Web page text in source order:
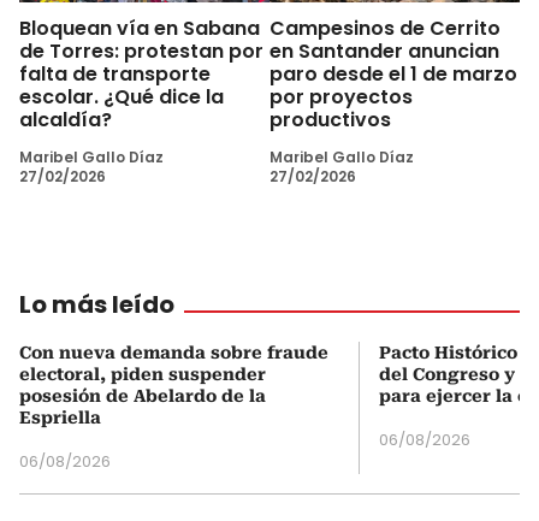
Bloquean vía en Sabana
de Torres: protestan por
falta de transporte
escolar. ¿Qué dice la
alcaldía?
Maribel Gallo Díaz
27/02/2026
Campesinos de Cerrito
en Santander anuncian
paro desde el 1 de marzo
por proyectos
productivos
Maribel Gallo Díaz
27/02/2026
Lo más leído
Con nueva demanda sobre fraude
electoral, piden suspender
posesión de Abelardo de la
Espriella
06/08/2026
Pacto Histórico
del Congreso y
para ejercer la
06/08/2026